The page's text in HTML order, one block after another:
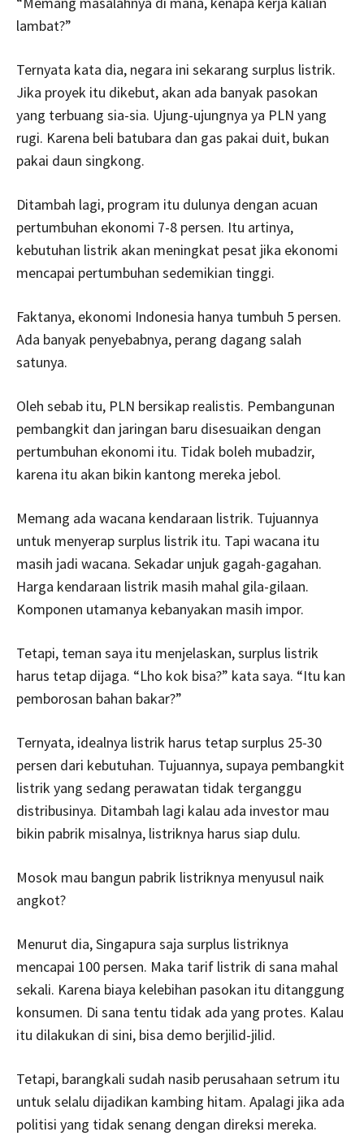
lambat?”
Ternyata kata dia, negara ini sekarang surplus listrik.
Jika proyek itu dikebut, akan ada banyak pasokan
yang terbuang sia-sia. Ujung-ujungnya ya PLN yang
rugi. Karena beli batubara dan gas pakai duit, bukan
pakai daun singkong.
Ditambah lagi, program itu dulunya dengan acuan
pertumbuhan ekonomi 7-8 persen. Itu artinya,
kebutuhan listrik akan meningkat pesat jika ekonomi
mencapai pertumbuhan sedemikian tinggi.
Faktanya, ekonomi Indonesia hanya tumbuh 5 persen.
Ada banyak penyebabnya, perang dagang salah
satunya.
Oleh sebab itu, PLN bersikap realistis. Pembangunan
pembangkit dan jaringan baru disesuaikan dengan
pertumbuhan ekonomi itu. Tidak boleh mubadzir,
karena itu akan bikin kantong mereka jebol.
Memang ada wacana kendaraan listrik. Tujuannya
untuk menyerap surplus listrik itu. Tapi wacana itu
masih jadi wacana. Sekadar unjuk gagah-gagahan.
Harga kendaraan listrik masih mahal gila-gilaan.
Komponen utamanya kebanyakan masih impor.
Tetapi, teman saya itu menjelaskan, surplus listrik
harus tetap dijaga. “Lho kok bisa?” kata saya. “Itu kan
pemborosan bahan bakar?”
Ternyata, idealnya listrik harus tetap surplus 25-30
persen dari kebutuhan. Tujuannya, supaya pembangkit
listrik yang sedang perawatan tidak terganggu
distribusinya. Ditambah lagi kalau ada investor mau
bikin pabrik misalnya, listriknya harus siap dulu.
Mosok mau bangun pabrik listriknya menyusul naik
angkot?
Menurut dia, Singapura saja surplus listriknya
mencapai 100 persen. Maka tarif listrik di sana mahal
sekali. Karena biaya kelebihan pasokan itu ditanggung
konsumen. Di sana tentu tidak ada yang protes. Kalau
itu dilakukan di sini, bisa demo berjilid-jilid.
Tetapi, barangkali sudah nasib perusahaan setrum itu
untuk selalu dijadikan kambing hitam. Apalagi jika ada
politisi yang tidak senang dengan direksi mereka.